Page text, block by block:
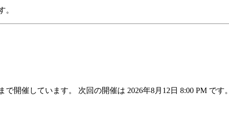
。
で開催しています。 次回の開催は 2026年8月12日 8:00 PM です。